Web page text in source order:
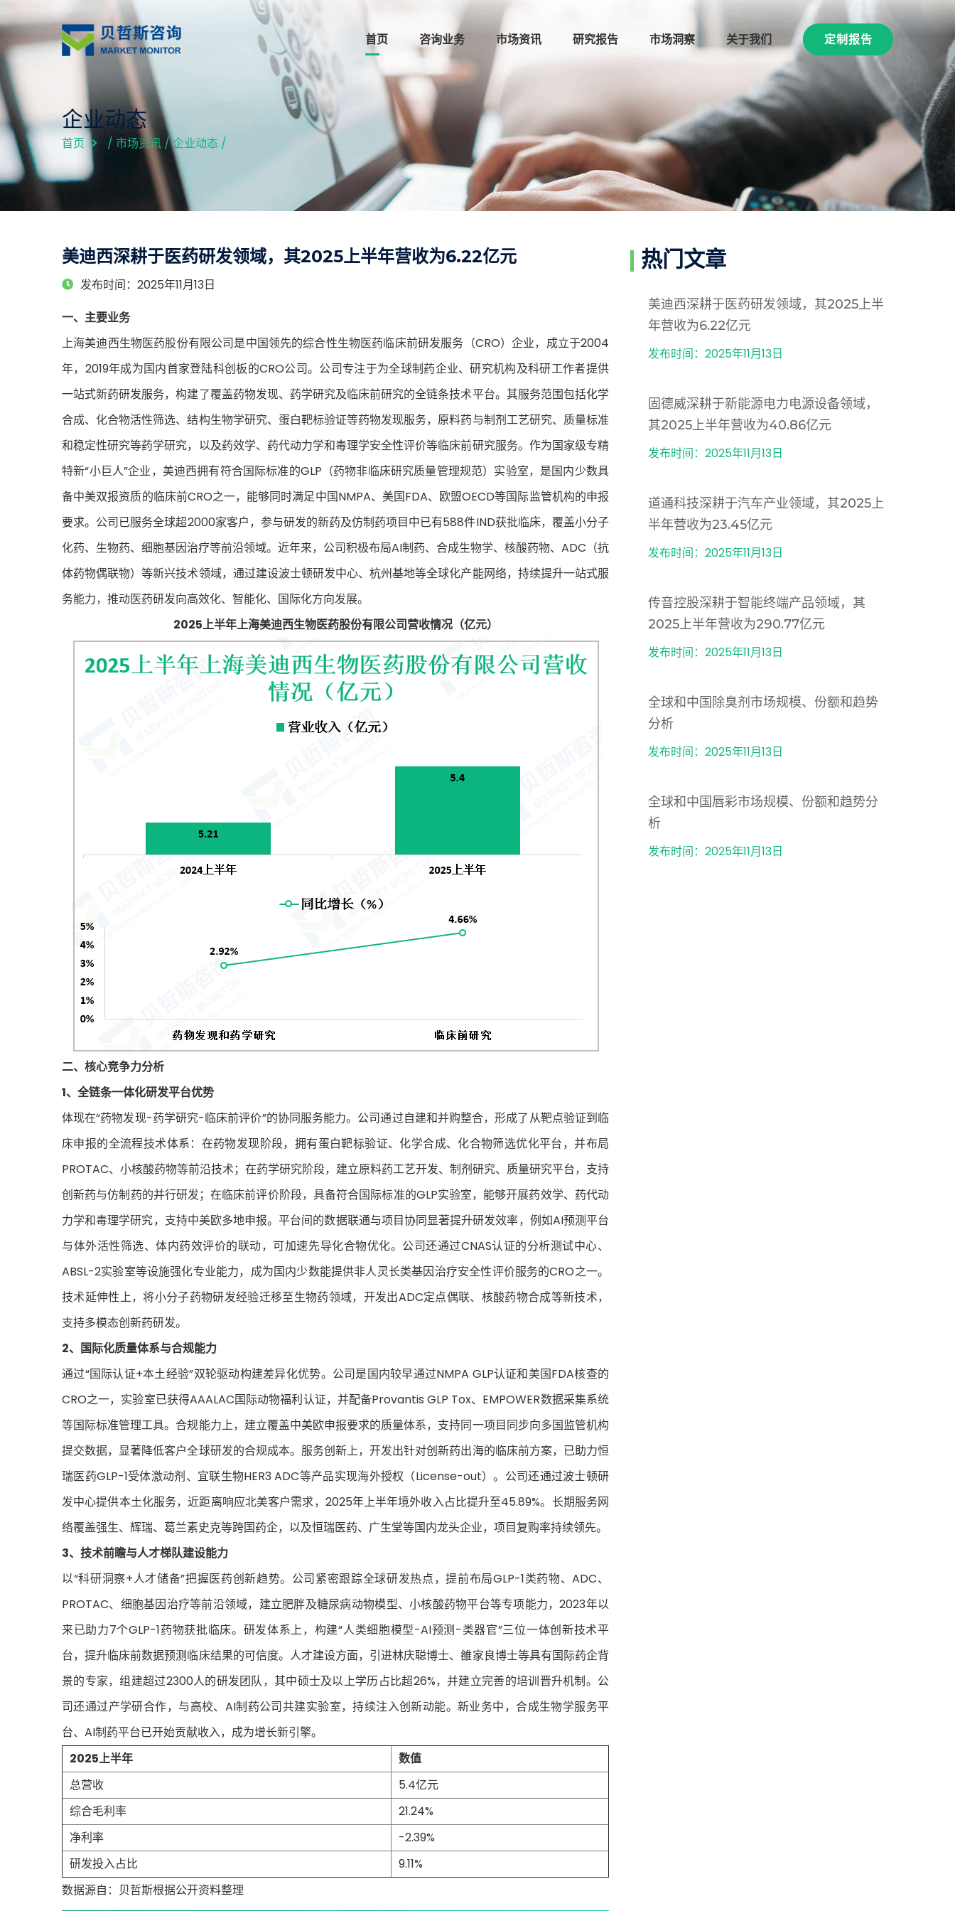
首页 咨询业务 市场资讯 研究报告 市场洞察 关于我们 定制报告
企业动态
首页 / 市场资讯 /企业动态 /
美迪西深耕于医药研发领域，其2025上半年营收为6.22亿元
发布时间：2025年11月13日
一、主要业务
上海美迪西生物医药股份有限公司是中国领先的综合性生物医药临床前研发服务（CRO）企业，成立于2004
年，2019年成为国内首家登陆科创板的CRO公司。公司专注于为全球制药企业、研究机构及科研工作者提供
一站式新药研发服务，构建了覆盖药物发现、药学研究及临床前研究的全链条技术平台。其服务范围包括化学
合成、化合物活性筛选、结构生物学研究、蛋白靶标验证等药物发现服务，原料药与制剂工艺研究、质量标准
和稳定性研究等药学研究，以及药效学、药代动力学和毒理学安全性评价等临床前研究服务。作为国家级专精
特新“小巨人”企业，美迪西拥有符合国际标准的GLP（药物非临床研究质量管理规范）实验室，是国内少数具
备中美双报资质的临床前CRO之一，能够同时满足中国NMPA、美国FDA、欧盟OECD等国际监管机构的申报
要求。公司已服务全球超2000家客户，参与研发的新药及仿制药项目中已有588件IND获批临床，覆盖小分子
化药、生物药、细胞基因治疗等前沿领域。近年来，公司积极布局AI制药、合成生物学、核酸药物、ADC（抗
体药物偶联物）等新兴技术领域，通过建设波士顿研发中心、杭州基地等全球化产能网络，持续提升一站式服
务能力，推动医药研发向高效化、智能化、国际化方向发展。
2025上半年上海美迪西生物医药股份有限公司营收情况（亿元）
二、核心竞争力分析
1、全链条一体化研发平台优势
体现在“药物发现-药学研究-临床前评价”的协同服务能力。公司通过自建和并购整合，形成了从靶点验证到临
床申报的全流程技术体系：在药物发现阶段，拥有蛋白靶标验证、化学合成、化合物筛选优化平台，并布局
PROTAC、小核酸药物等前沿技术；在药学研究阶段，建立原料药工艺开发、制剂研究、质量研究平台，支持
创新药与仿制药的并行研发；在临床前评价阶段，具备符合国际标准的GLP实验室，能够开展药效学、药代动
力学和毒理学研究，支持中美欧多地申报。平台间的数据联通与项目协同显著提升研发效率，例如AI预测平台
与体外活性筛选、体内药效评价的联动，可加速先导化合物优化。公司还通过CNAS认证的分析测试中心、
ABSL-2实验室等设施强化专业能力，成为国内少数能提供非人灵长类基因治疗安全性评价服务的CRO之一。
技术延伸性上，将小分子药物研发经验迁移至生物药领域，开发出ADC定点偶联、核酸药物合成等新技术，
支持多模态创新药研发。
2、国际化质量体系与合规能力
通过“国际认证+本土经验”双轮驱动构建差异化优势。公司是国内较早通过NMPA GLP认证和美国FDA核查的
CRO之一，实验室已获得AAALAC国际动物福利认证，并配备Provantis GLP Tox、EMPOWER数据采集系统
等国际标准管理工具。合规能力上，建立覆盖中美欧申报要求的质量体系，支持同一项目同步向多国监管机构
提交数据，显著降低客户全球研发的合规成本。服务创新上，开发出针对创新药出海的临床前方案，已助力恒
瑞医药GLP-1受体激动剂、宜联生物HER3 ADC等产品实现海外授权（License-out）。公司还通过波士顿研
发中心提供本土化服务，近距离响应北美客户需求，2025年上半年境外收入占比提升至45.89%。长期服务网
络覆盖强生、辉瑞、葛兰素史克等跨国药企，以及恒瑞医药、广生堂等国内龙头企业，项目复购率持续领先。
3、技术前瞻与人才梯队建设能力
以“科研洞察+人才储备”把握医药创新趋势。公司紧密跟踪全球研发热点，提前布局GLP-1类药物、ADC、
PROTAC、细胞基因治疗等前沿领域，建立肥胖及糖尿病动物模型、小核酸药物平台等专项能力，2023年以
来已助力7个GLP-1药物获批临床。研发体系上，构建“人类细胞模型-AI预测-类器官”三位一体创新技术平
台，提升临床前数据预测临床结果的可信度。人才建设方面，引进林庆聪博士、雒家良博士等具有国际药企背
景的专家，组建超过2300人的研发团队，其中硕士及以上学历占比超26%，并建立完善的培训晋升机制。公
司还通过产学研合作，与高校、AI制药公司共建实验室，持续注入创新动能。新业务中，合成生物学服务平
台、AI制药平台已开始贡献收入，成为增长新引擎。
2025上半年
数值
总营收
5.4亿元
综合毛利率
21.24%
净利率
-2.39%
研发投入占比
9.11%
数据源自：贝哲斯根据公开资料整理
热门文章
美迪西深耕于医药研发领域，其2025上半
年营收为6.22亿元
发布时间：2025年11月13日
固德威深耕于新能源电力电源设备领域，
其2025上半年营收为40.86亿元
发布时间：2025年11月13日
道通科技深耕于汽车产业领域，其2025上
半年营收为23.45亿元
发布时间：2025年11月13日
传音控股深耕于智能终端产品领域，其
2025上半年营收为290.77亿元
发布时间：2025年11月13日
全球和中国除臭剂市场规模、份额和趋势
分析
发布时间：2025年11月13日
全球和中国唇彩市场规模、份额和趋势分
析
发布时间：2025年11月13日